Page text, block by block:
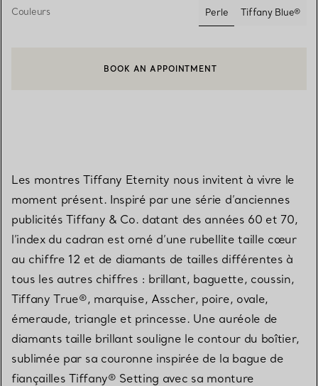
Couleurs
Perle
sélectionnés
Tiffany Blue®
CONTACTER UN CONSEILLER CLIENT OU PRENDRE RENDEZ-
BOOK AN APPOINTMENT
Les montres Tiffany Eternity nous invitent à vivre le
moment présent. Inspiré par une série d’anciennes
publicités Tiffany & Co. datant des années 60 et 70,
l’index du cadran est orné d’une rubellite taille cœur
au chiffre 12 et de diamants de tailles différentes à
tous les autres chiffres : brillant, baguette, coussin,
Tiffany True®, marquise, Asscher, poire, ovale,
émeraude, triangle et princesse. Une auréole de
diamants taille brillant souligne le contour du boîtier,
sublimée par sa couronne inspirée de la bague de
fiançailles Tiffany® Setting avec sa monture